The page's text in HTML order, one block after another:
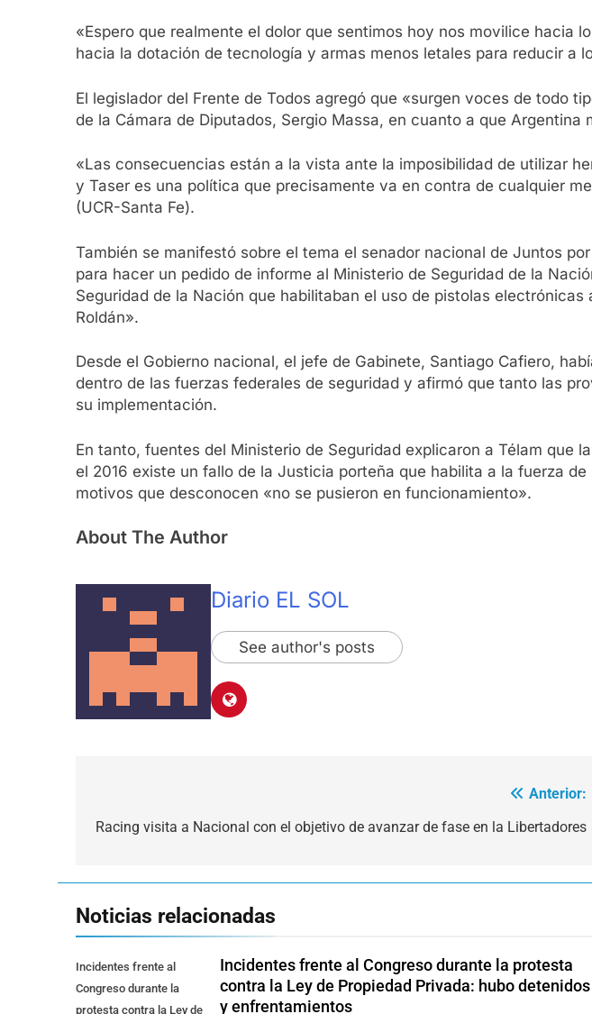
«Espero que realmente el dolor que sentimos hoy nos movilice hacia
hacia la dotación de tecnología y armas menos letales para reducir a
El legislador del Frente de Todos agregó que «surgen voces de todo
de la Cámara de Diputados, Sergio Massa, en cuanto a que
«Las consecuencias están a la vista ante la imposibilidad de utilizar
y Taser es una política que precisamente va en contra de cualquier
(UCR-Santa Fe).
También se manifestó sobre el tema el senador nacional de Juntos
para hacer un pedido de informe al Ministerio de Seguridad de la
Seguridad de la Nación que habilitaban el uso de pistolas
Roldán».
Desde el Gobierno nacional, el jefe de Gabinete, Santiago Cafiero,
dentro de las fuerzas federales de seguridad y afirmó que tanto las
su implementación.
En tanto, fuentes del Ministerio de Seguridad explicaron a Télam que
el 2016 existe un fallo de la Justicia porteña que habilita a la fuerza
motivos que desconocen «no se pusieron en funcionamiento».
About The Author
Diario EL SOL
See author's posts
de
Anterior:
Racing visita a Nacional con el objetivo de avanzar de fase en la Libertadores
Noticias relacionadas
Incidentes frente al
Congreso durante la
protesta contra la Ley de
Incidentes frente al Congreso durante la protesta
contra la Ley de Propiedad Privada: hubo detenidos
y enfrentamientos